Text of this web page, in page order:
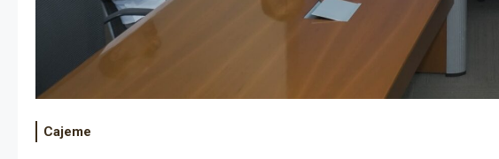
Cajeme